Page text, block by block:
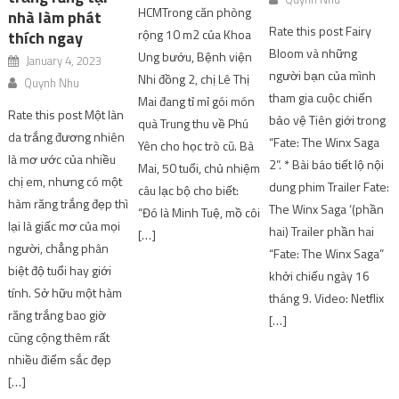
nhà làm phát
thích ngay
January 4, 2023
Quynh Nhu
Rate this post Một làn
da trắng đương nhiên
là mơ ước của nhiều
chị em, nhưng có một
hàm răng trắng đẹp thì
lại là giấc mơ của mọi
người, chẳng phân
biệt độ tuổi hay giới
tính. Sở hữu một hàm
răng trắng bao giờ
cũng cộng thêm rất
nhiều điểm sắc đẹp
[…]
HCMTrong căn phòng
rộng 10 m2 của Khoa
Ung bướu, Bệnh viện
Nhi đồng 2, chị Lê Thị
Mai đang tỉ mỉ gói món
quà Trung thu về Phú
Yên cho học trò cũ. Bà
Mai, 50 tuổi, chủ nhiệm
câu lạc bộ cho biết:
“Đó là Minh Tuệ, mồ côi
[…]
Rate this post Fairy
Bloom và những
người bạn của mình
tham gia cuộc chiến
bảo vệ Tiên giới trong
“Fate: The Winx Saga
2”. * Bài báo tiết lộ nội
dung phim Trailer Fate:
The Winx Saga ‘(phần
hai) Trailer phần hai
“Fate: The Winx Saga”
khởi chiếu ngày 16
tháng 9. Video: Netflix
[…]